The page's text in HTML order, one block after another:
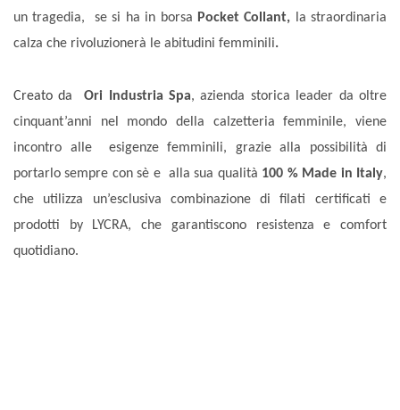
un tragedia, se si ha in borsa Pocket Collant, la straordinaria
calza che rivoluzionerà le abitudini femminili.
Creato daOri Industria Spa, azienda storica leader da oltre
cinquant’anni nel mondo della calzetteria femminile, viene
incontro alle esigenze femminili, grazie alla possibilità di
portarlo sempre con sè e alla sua qualità 100 % Made in Italy,
che utilizza un’esclusiva combinazione di filati certificati e
prodotti by LYCRA, che garantiscono resistenza e comfort
quotidiano.